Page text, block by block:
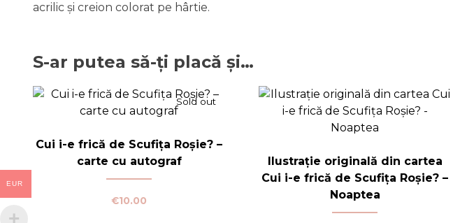
acrilic și creion colorat pe hârtie.
S-ar putea să-ți placă și…
Cui i-e frică de Scufița Roșie? –
carte cu autograf
€10.00
Sold out
Ilustrație originală din cartea
Cui i-e frică de Scufița Roșie? –
Noaptea
EUR